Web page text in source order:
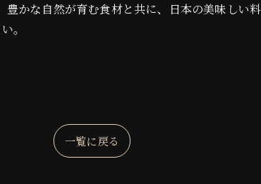
かな自然が育む食材と共に、日本の美味しい
。
一覧に戻る